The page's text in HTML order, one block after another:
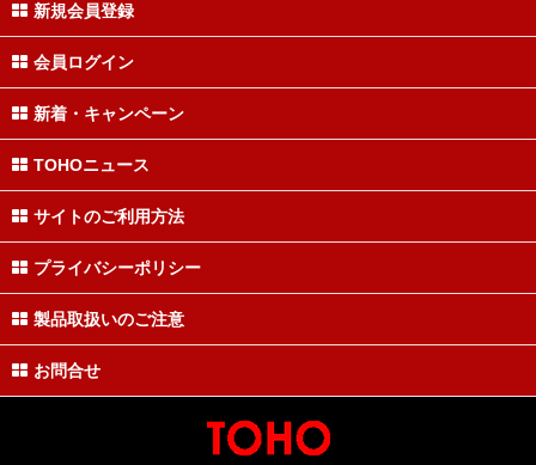
新規会員登録
会員ログイン
新着・キャンペーン
TOHOニュース
サイトのご利用方法
プライバシーポリシー
製品取扱いのご注意
お問合せ